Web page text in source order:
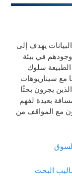
البيانات يهدف إلى
في بيئة
سلوك
مع سيناريوهات
يجرون بحثًا
بعيدة لفهم
مع المواقف من
البحث